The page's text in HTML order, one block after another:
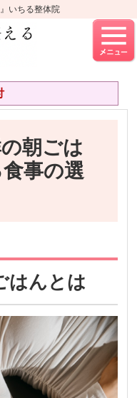
いちる整体院
朝ごは
事の選
はんとは